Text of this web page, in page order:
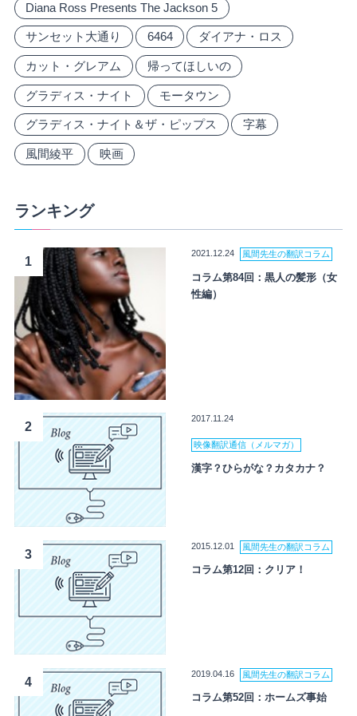
Diana Ross Presents The Jackson 5
サンセット大通り 6464 ダイアナ・ロス
カット・グレアム 帰ってほしいの
グラディス・ナイト モータウン
グラディス・ナイト＆ザ・ピップス 字幕
風間綾平 映画
ランキング
1
2021.12.24 風間先生の翻訳コラム
コラム第84回：黒人の髪形（女
性編）
2
2017.11.24
映像翻訳通信（メルマガ）
漢字？ひらがな？カタカナ？
3
2015.12.01 風間先生の翻訳コラム
コラム第12回：クリア！
4
2019.04.16 風間先生の翻訳コラム
コラム第52回：ホームズ事始